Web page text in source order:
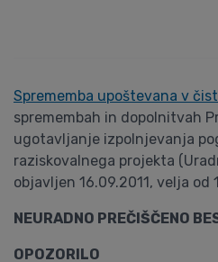
Sprememba upoštevana v
spremembah in dopolnitvah
ugotavljanje izpolnjevanja
raziskovalnega projekta
objavljen 16.09.2011, velja od
NEURADNO PREČIŠČENO
OPOZORILO